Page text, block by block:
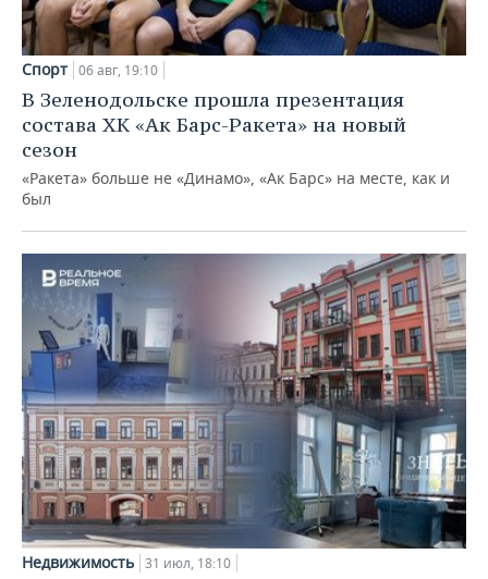
Спорт 06 авг, 19:10
В Зеленодольске прошла презентация
состава ХК «Ак Барс-Ракета» на новый
сезон
«Ракета» больше не «Динамо», «Ак Барс» на месте, как и
был
Недвижимость 31 июл, 18:10